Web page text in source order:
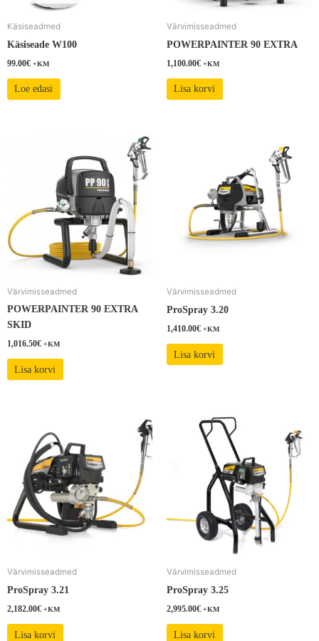
Käsiseadmed
Käsiseade W100
99.00€ +KM
Loe edasi
Värvimisseadmed
POWERPAINTER 90 EXTRA
1,100.00€ +KM
Lisa korvi
Värvimisseadmed
POWERPAINTER 90 EXTRA
SKID
1,016.50€ +KM
Lisa korvi
Värvimisseadmed
ProSpray 3.20
1,410.00€ +KM
Lisa korvi
Värvimisseadmed
ProSpray 3.21
2,182.00€ +KM
Lisa korvi
Värvimisseadmed
ProSpray 3.25
2,995.00€ +KM
Lisa korvi